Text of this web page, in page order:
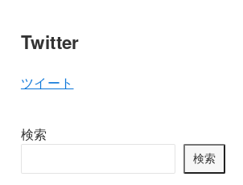
Twitter
ツイート
検索
検索